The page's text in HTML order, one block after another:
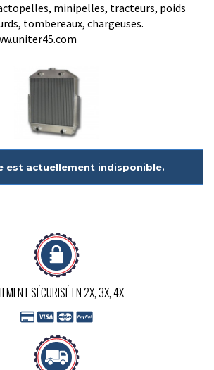
minipelles, tracteurs, poids
tombereaux, chargeuses.
est actuellement indisponible.
SÉCURISÉ EN 2X, 3X, 4X